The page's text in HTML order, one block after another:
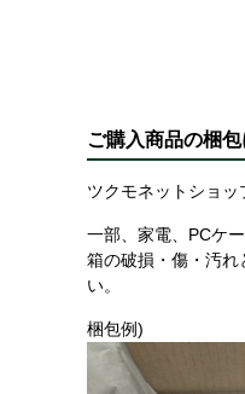
ご購入商品の梱
ツクモネットショ
一部、家電、PCケ
箱の破損・傷・汚
い。
梱包例)